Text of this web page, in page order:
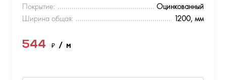
Покрытие:
Оцинкованный
Ширина общая:
1200, мм
544 ₽ / м